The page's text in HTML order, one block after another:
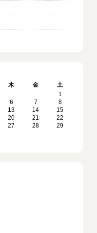
木 金
土
1
6 7
8
13 14
15
20 21
22
27 28
29